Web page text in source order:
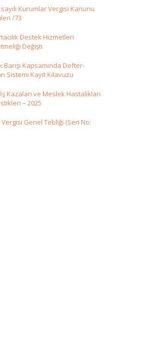
Kurumlar Vergisi Kanunu
/73
Destek Hizmetleri
Değişti
Barışı Kapsamında Defter-
Sistemi Kayıt Kılavuzu
Kazaları ve Meslek Hastalıkları
– 2025
Genel Tebliği (Seri No: